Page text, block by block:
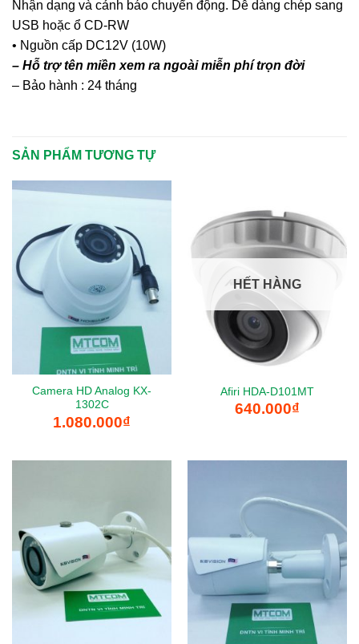
Nhận dạng và cảnh báo chuyển động. Dễ dàng chép sang
USB hoặc ổ CD-RW
• Nguồn cấp DC12V (10W)
– Hỗ trợ tên miền xem ra ngoài miễn phí trọn đời
– Bảo hành : 24 tháng
SẢN PHẨM TƯƠNG TỰ
Camera HD Analog KX-
1302C
1.080.000₫
HẾT HÀNG
Afiri HDA-D101MT
640.000₫